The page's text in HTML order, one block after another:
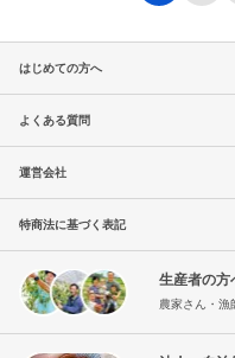
はじめての方へ
よくある質問
運営会社
特商法に基づく表記
生産者の方
農家さん・漁